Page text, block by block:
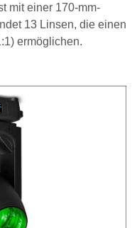
mit einer 170-mm-
13 Linsen, die einen
ermöglichen.